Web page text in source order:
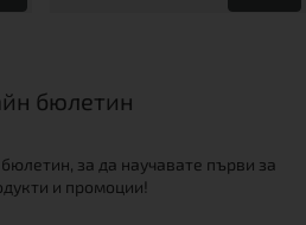
бюлетин
за да научавате първи за
и промоции!